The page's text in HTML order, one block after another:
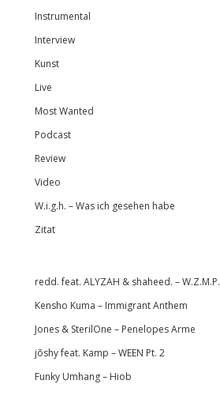
Instrumental
Interview
Kunst
Live
Most Wanted
Podcast
Review
Video
W.i.g.h. – Was ich gesehen habe
Zitat
redd. feat. ALYZAH & shaheed. – W.Z.M.P.
Kensho Kuma – Immigrant Anthem
Jones & SterilOne – Penelopes Arme
jōshy feat. Kamp – WEEN Pt. 2
Funky Umhang – Hiob